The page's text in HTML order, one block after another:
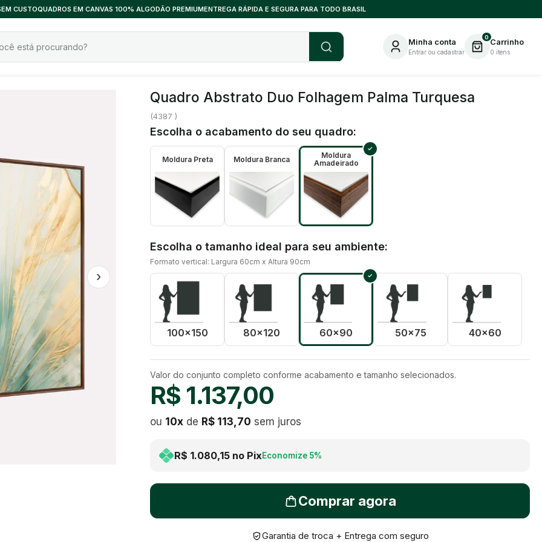
CUSTOQUADROS EM CANVAS 100% ALGODÃO PREMIUMENTREGA RÁPIDA E SEGURA PARA TODO BRASIL
Minha conta
Entrar ou cadastrar
0 Carrinho
0 itens
›
Quadro Abstrato Duo Folhagem Palma Turquesa
(4387 )
Escolha o acabamento do seu quadro:
Moldura Preta Moldura Branca
Moldura
Amadeirado
Escolha o tamanho ideal para seu ambiente:
Formato vertical: Largura 60cm x Altura 90cm
100x150 80x120 60x90 50x75 40x60
Valor do conjunto completo conforme acabamento e tamanho selecionados.
R$ 1.137,00
ou 10x de R$ 113,70 sem juros
R$ 1.080,15 no PixEconomize 5%
Comprar agora
Garantia de troca + Entrega com seguro